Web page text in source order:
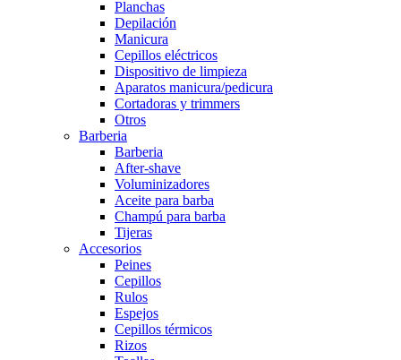
Planchas
Depilación
Manicura
Cepillos eléctricos
Dispositivo de limpieza
Aparatos manicura/pedicura
Cortadoras y trimmers
Otros
Barberia
Barberia
After-shave
Voluminizadores
Aceite para barba
Champú para barba
Tijeras
Accesorios
Peines
Cepillos
Rulos
Espejos
Cepillos térmicos
Rizos